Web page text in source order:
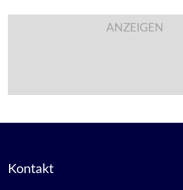
ANZEIGEN
Kontakt